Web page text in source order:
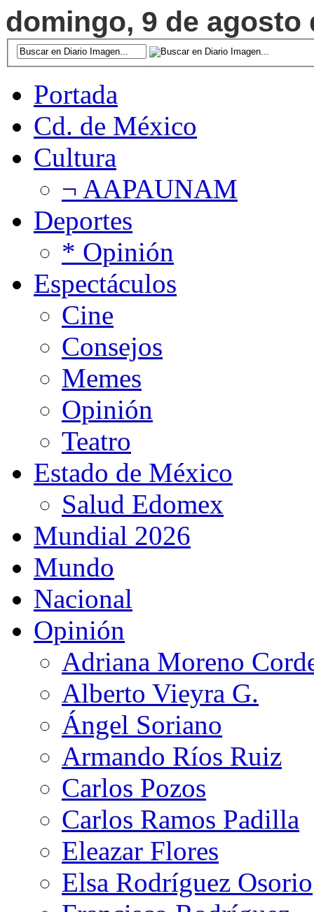
domingo, 9 de agosto
Portada
Cd. de México
Cultura
¬ AAPAUNAM
Deportes
* Opinión
Espectáculos
Cine
Consejos
Memes
Opinión
Teatro
Estado de México
Salud Edomex
Mundial 2026
Mundo
Nacional
Opinión
Adriana Moreno
Alberto Vieyra G.
Ángel Soriano
Armando Ríos Ruiz
Carlos Pozos
Carlos Ramos Padilla
Eleazar Flores
Elsa Rodríguez Osorio